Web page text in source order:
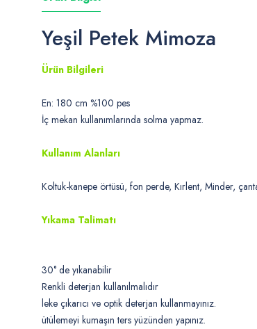
Yeşil Petek Mimoza
Ürün Bilgileri
En: 180 cm %100 pes
İç mekan kullanımlarında solma yapmaz.
Kullanım Alanları
Koltuk-kanepe örtüsü, fon perde, Kırlent, Minder,
Yıkama Talimatı
30° de yıkanabilir
Renkli deterjan kullanılmalıdır
leke çıkarıcı ve optik deterjan kullanmayınız.
ütülemeyi kumaşın ters yüzünden yapınız.